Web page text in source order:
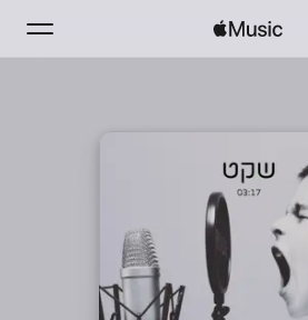
Install Apple Music